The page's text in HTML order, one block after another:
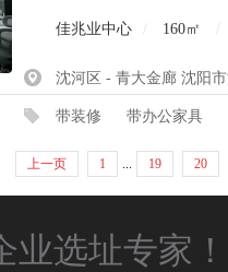
佳兆业中心 / 160㎡ /
沈河区 - 青大金廊 沈阳
带装修 带办公家具
上一页 1 ... 19 20
选址专家！